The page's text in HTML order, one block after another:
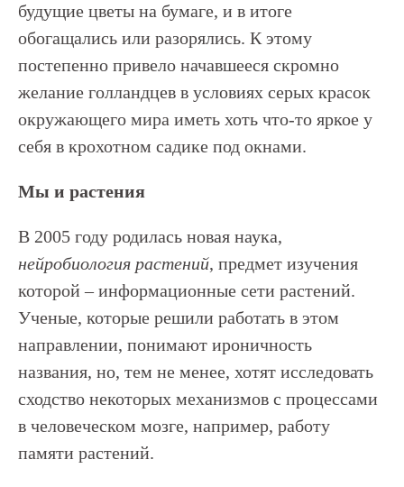
будущие цветы на бумаге, и в итоге
обогащались или разорялись. К этому
постепенно привело начавшееся скромно
желание голландцев в условиях серых красок
окружающего мира иметь хоть что-то яркое у
себя в крохотном садике под окнами.
Мы и растения
В 2005 году родилась новая наука,
нейробиология растений, предмет изучения
которой – информационные сети растений.
Ученые, которые решили работать в этом
направлении, понимают ироничность
названия, но, тем не менее, хотят исследовать
сходство некоторых механизмов с процессами
в человеческом мозге, например, работу
памяти растений.